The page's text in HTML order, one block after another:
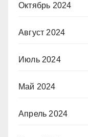
Октябрь 2024
Август 2024
Июль 2024
Май 2024
Апрель 2024